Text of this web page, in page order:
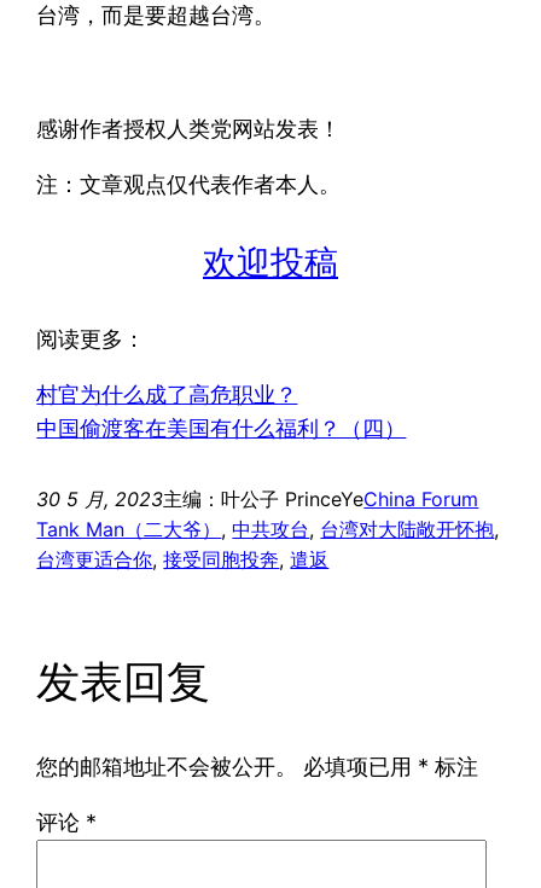
台湾，而是要超越台湾。
感谢作者授权人类党网站发表！
注：文章观点仅代表作者本人。
欢迎投稿
阅读更多：
村官为什么成了高危职业？
中国偷渡客在美国有什么福利？（四）
30 5 月, 2023主编：叶公子 PrinceYeChina Forum
Tank Man（二大爷） , 中共攻台, 台湾对大陆敞开怀抱
台湾更适合你, 接受同胞投奔, 遣返
发表回复
您的邮箱地址不会被公开。 必填项已用 * 标注
评论 *